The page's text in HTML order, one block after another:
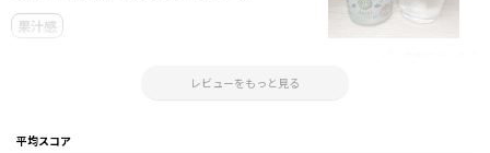
果汁感
レビューをもっと見る
平均スコア